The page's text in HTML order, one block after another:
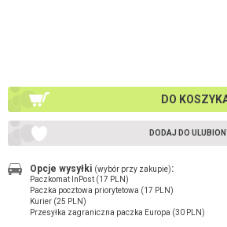
DO
DODAJ DO
Opcje wysyłki (wybór przy zakupie):
Paczkomat InPost (17 PLN)
Paczka pocztowa priorytetowa (17 PLN)
Kurier (25 PLN)
Przesyłka zagraniczna paczka Europa (30 PLN)